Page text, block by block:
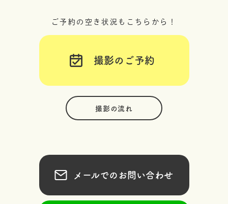
ご予約の空き状況もこちらから！
撮影のご予約
撮影の流れ
メールでのお問い合わせ